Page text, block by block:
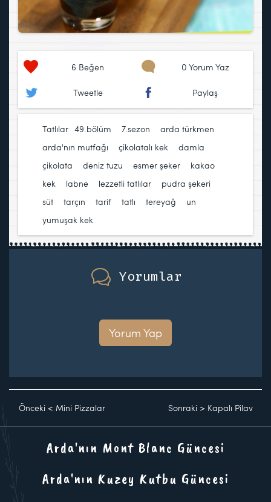
6 Beğen 0 Yorum Yaz
Tweetle Paylaş
Tatlılar 49.bölüm 7.sezon arda türkmen
arda'nın mutfağı
çikolatalı kek
damla
çikolata
deniz tuzu esmer şeker kakao
kek
labne lezzetli tatlılar pudra şekeri
süt
tarçın tarif tatlı tereyağ un
yumuşak kek
Yorumlar
Yorum Yap
Önceki < Mini Pizzalar Sonraki > Kapalı Pilav
Arda'nın Mont Blanc Güncesi
Arda'nın Kuzey Kutbu Güncesi